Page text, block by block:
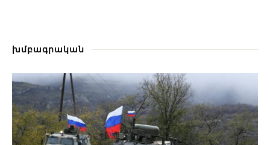
խմբագրական